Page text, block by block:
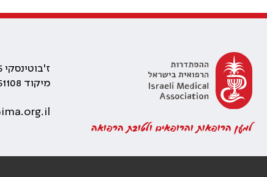
למען הרופאות והרופאים ולטובת הרפואה
ז'בוטינסקי 35 רמת גן, בניין התאומים 2
מיקוד 5251108